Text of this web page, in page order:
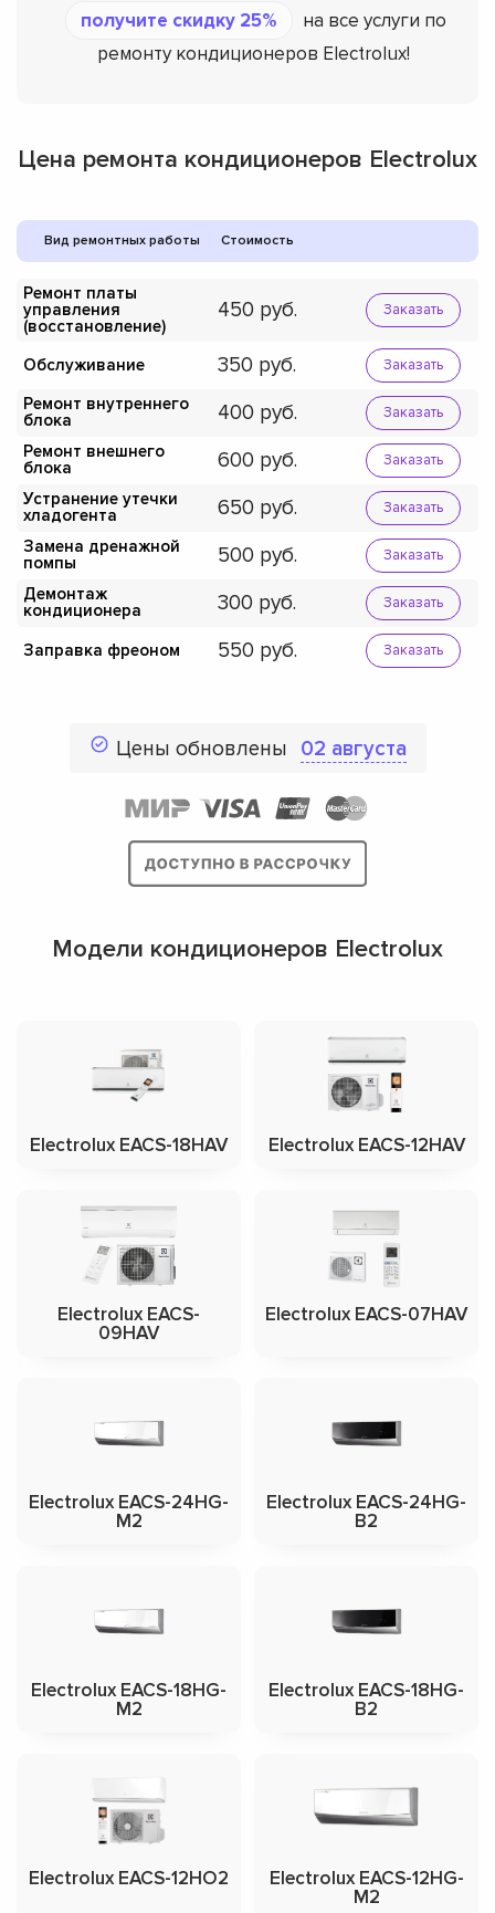
получите скидку 25%
на все услуги по
ремонту кондиционеров Electrolux!
Цена ремонта кондиционеров Electrolux
Вид ремонтных работы Стоимость
Ремонт платы
управления
(восстановление)
450 Заказать
Обслуживание 350 Заказать
Ремонт внутреннего
блока
400 Заказать
Ремонт внешнего
блока
600 Заказать
Устранение утечки
хладогента
650 Заказать
Замена дренажной
помпы
500 Заказать
Демонтаж
кондиционера
300 Заказать
Заправка фреоном 550 Заказать
Цены обновлены 02 августа
Модели кондиционеров Electrolux
Electrolux EACS-18HAV Electrolux EACS-12HAV
Electrolux EACS-
09HAV
Electrolux EACS-07HAV
Electrolux EACS-24HG-
M2
Electrolux EACS-24HG-
B2
Electrolux EACS-18HG-
M2
Electrolux EACS-18HG-
B2
Electrolux EACS-12HO2
Electrolux EACS-12HG-
M2